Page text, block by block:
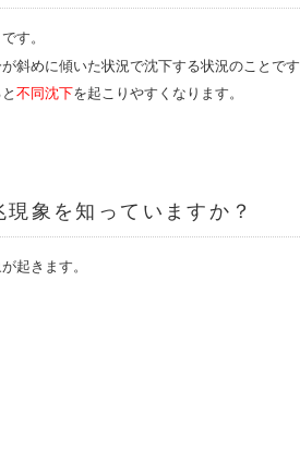
す。
斜めに傾いた状況で沈下する状況のことです
不同沈下を起こりやすくなります。
象を知っていますか？
起きます。